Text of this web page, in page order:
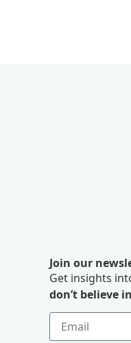
Join our
Get insights
don’t believe